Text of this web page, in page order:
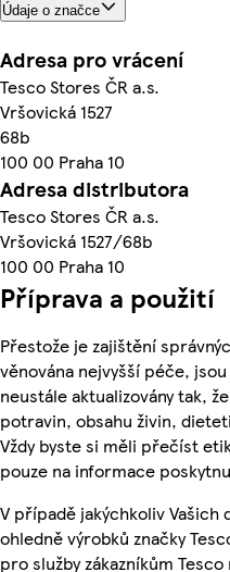
Údaje o značce
Adresa pro vrácení
Tesco Stores ČR a.s.
Vršovická 1527
68b
100 00 Praha 10
Adresa distributora
Tesco Stores ČR a.s.
Vršovická 1527/68b
100 00 Praha 10
Příprava a použití
Přestože je zajištění
věnována nejvyšší péče,
neustále aktualizovány tak,
potravin, obsahu živin,
Vždy byste si měli přečíst
pouze na informace
V případě jakýchkoliv Vašich
ohledně výrobků značky
pro služby zákazníkům